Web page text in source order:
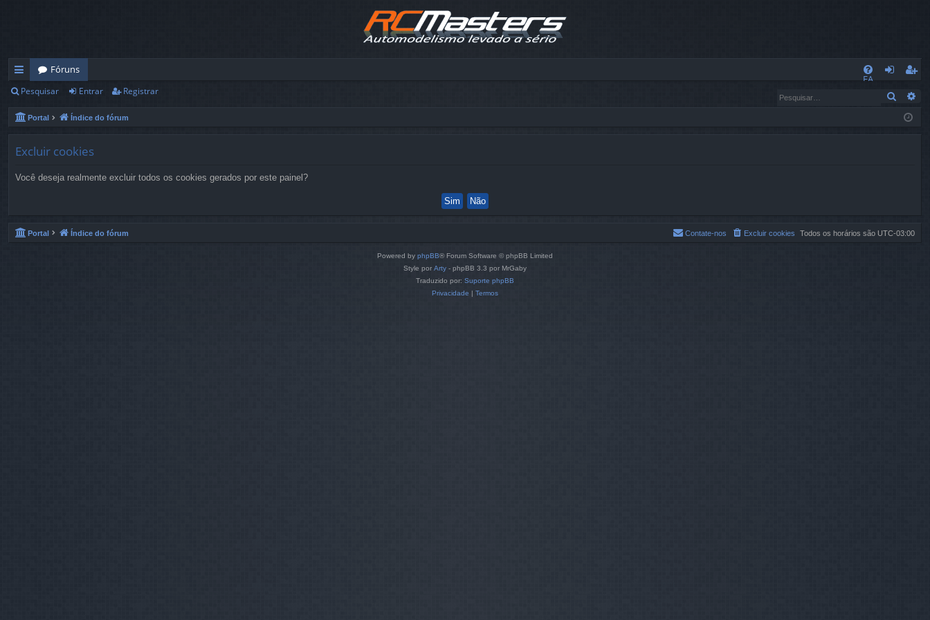
in
ks
d
Fóruns
FA
nt
eg
ist
Pesquisar Entrar Registrar
Portal Índice do fórum
Excluir cookies
Você deseja realmente excluir todos os cookies gerados por este painel?
Portal Índice do fórum Todos os horários são UTC-03:00
Excluir cookies
Contate-nos
Powered by phpBB® Forum Software © phpBB Limited
Style por Arty - phpBB 3.3 por MrGaby
Traduzido por: Suporte phpBB
Privacidade | Termos